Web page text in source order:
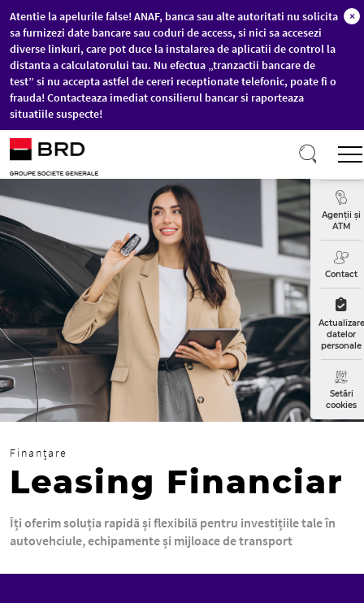
Sari la conținutul principal
Atentie la apelurile false! ANAF, banca sau alte autoritati nu solicita
sa furnizezi date bancare sau coduri de access, si nici sa accesezi
diverse linkuri, care pot duce la instalarea de aplicatii de control la
distanta a calculatorului tau. Nu efectua „tranzactii bancare de
test” si nu accepta astfel de cereri receptionate telefonic, poate fi o
frauda! Contacteaza imediat consilierul bancar si raporteaza
situatiile suspecte!
×
Curs
Agenții și
ATM
Contact
datelor
personale
Setări
cookies
Finanțare
Leasing Financiar
Îți oferim soluția rapidă și flexibilă pentru investițiile tale în
autovehciule, echipamente și mijloace de transport